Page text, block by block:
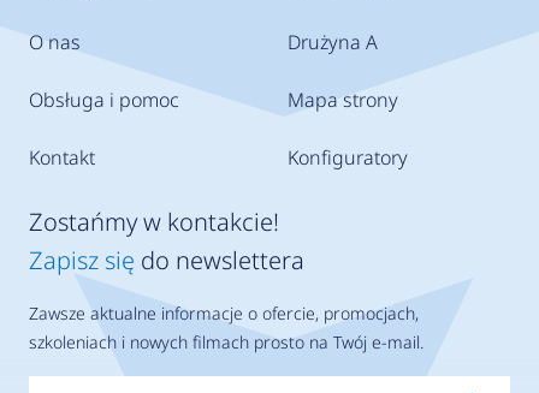
O nas
Obsługa i pomoc
Kontakt
Drużyna A
Mapa strony
Konfiguratory
Zostańmy w kontakcie!
Zapisz się do newslettera
Zawsze aktualne informacje o ofercie, promocjach,
szkoleniach i nowych filmach prosto na Twój e-mail.